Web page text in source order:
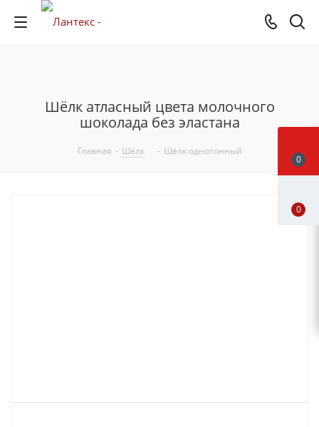
Шёлк атласный цвета молочного
шоколада без эластана
Главная - Шёлк - Шёлк однотонный
0
0